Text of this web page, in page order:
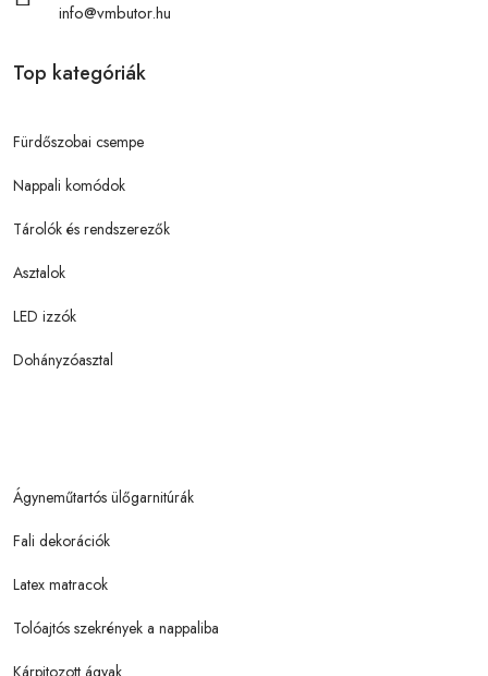
info@vmbutor.hu
Top kategóriák
Fürdőszobai csempe
Nappali komódok
Tárolók és rendszerezők
Asztalok
LED izzók
Dohányzóasztal
Ágyneműtartós ülőgarnitúrák
Fali dekorációk
Latex matracok
Tolóajtós szekrények a nappaliba
Kárpitozott ágyak